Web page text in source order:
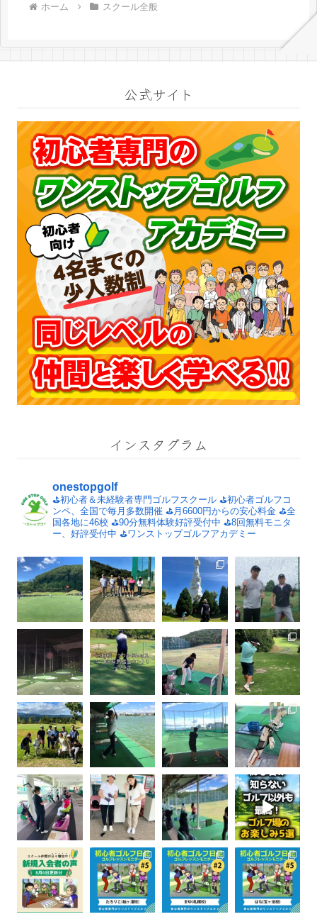
ホーム スクール全般
公式サイト
インスタグラム
onestopgolf
⛳️初心者＆未経験者専門ゴルフスクール ⛳️初心者ゴルフコ
ンペ、全国で毎月多数開催 ⛳️月6600円からの安心料金 ⛳️全
国各地に46校 ⛳️90分無料体験好評受付中 ⛳️8回無料モニタ
ー、好評受付中 ⛳️ワンストップゴルフアカデミー